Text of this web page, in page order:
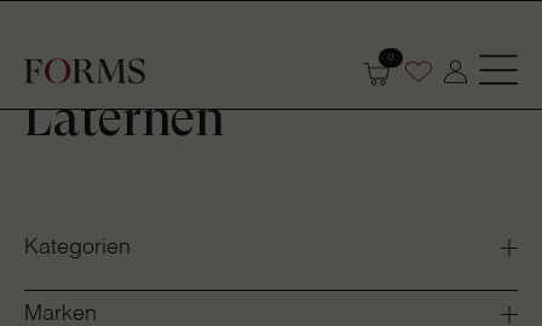
0
Garten- und Terrassenmöbel
Laternen
Kategorien
Marken